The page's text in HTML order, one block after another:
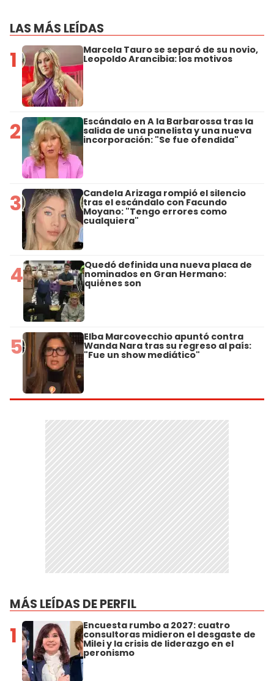
LAS MÁS LEÍDAS
1 Marcela Tauro se separó de su novio,
Leopoldo Arancibia: los motivos
2 Escándalo en A la Barbarossa tras la
salida de una panelista y una nueva
incorporación: "Se fue ofendida"
3 Candela Arizaga rompió el silencio
tras el escándalo con Facundo
Moyano: "Tengo errores como
cualquiera"
4 Quedó definida una nueva placa de
nominados en Gran Hermano:
quiénes son
5 Elba Marcovecchio apuntó contra
Wanda Nara tras su regreso al país:
"Fue un show mediático"
MÁS LEÍDAS DE PERFIL
1 Encuesta rumbo a 2027: cuatro
consultoras midieron el desgaste de
Milei y la crisis de liderazgo en el
peronismo